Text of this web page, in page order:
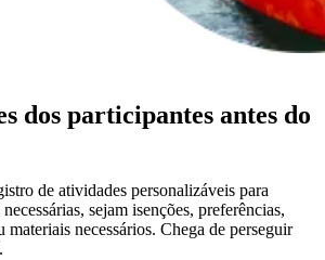
dos participantes antes do
de atividades personalizáveis para
sejam isenções, preferências,
necessários. Chega de perseguir